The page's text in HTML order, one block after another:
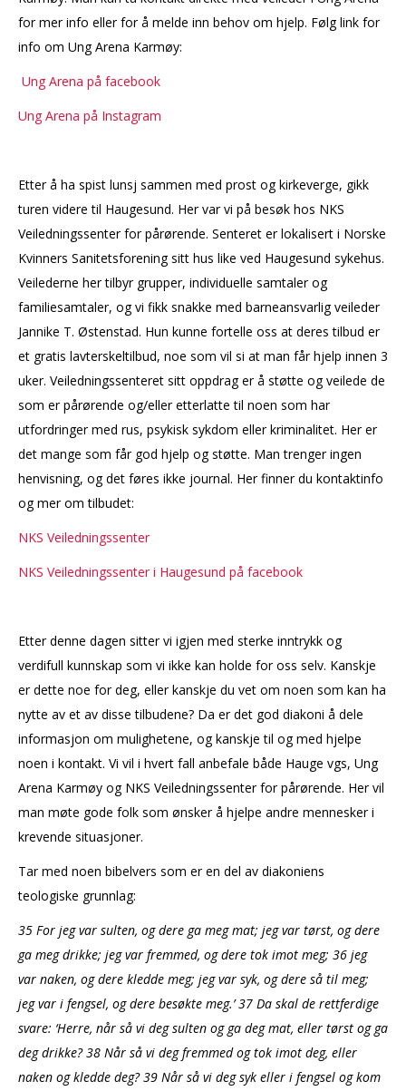
for mer info eller for å melde inn behov om hjelp. Følg link for
info om Ung Arena Karmøy:
Ung Arena på facebook
Ung Arena på Instagram
Etter å ha spist lunsj sammen med prost og kirkeverge, gikk
turen videre til Haugesund. Her var vi på besøk hos NKS
Veiledningssenter for pårørende. Senteret er lokalisert i Norske
Kvinners Sanitetsforening sitt hus like ved Haugesund sykehus.
Veilederne her tilbyr grupper, individuelle samtaler og
familiesamtaler, og vi fikk snakke med barneansvarlig veileder
Jannike T. Østenstad. Hun kunne fortelle oss at deres tilbud er
et gratis lavterskeltilbud, noe som vil si at man får hjelp innen 3
uker. Veiledningssenteret sitt oppdrag er å støtte og veilede de
som er pårørende og/eller etterlatte til noen som har
utfordringer med rus, psykisk sykdom eller kriminalitet. Her er
det mange som får god hjelp og støtte. Man trenger ingen
henvisning, og det føres ikke journal. Her finner du kontaktinfo
og mer om tilbudet:
NKS Veiledningssenter
NKS Veiledningssenter i Haugesund på facebook
Etter denne dagen sitter vi igjen med sterke inntrykk og
verdifull kunnskap som vi ikke kan holde for oss selv. Kanskje
er dette noe for deg, eller kanskje du vet om noen som kan ha
nytte av et av disse tilbudene? Da er det god diakoni å dele
informasjon om mulighetene, og kanskje til og med hjelpe
noen i kontakt. Vi vil i hvert fall anbefale både Hauge vgs, Ung
Arena Karmøy og NKS Veiledningssenter for pårørende. Her vil
man møte gode folk som ønsker å hjelpe andre mennesker i
krevende situasjoner.
Tar med noen bibelvers som er en del av diakoniens
teologiske grunnlag:
35 For jeg var sulten, og dere ga meg mat; jeg var tørst, og dere
ga meg drikke; jeg var fremmed, og dere tok imot meg; 36 jeg
var naken, og dere kledde meg; jeg var syk, og dere så til meg;
jeg var i fengsel, og dere besøkte meg.’ 37 Da skal de rettferdige
svare: ‘Herre, når så vi deg sulten og ga deg mat, eller tørst og ga
deg drikke? 38 Når så vi deg fremmed og tok imot deg, eller
naken og kledde deg? 39 Når så vi deg syk eller i fengsel og kom